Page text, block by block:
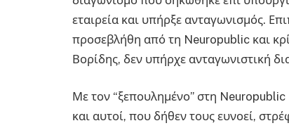
εταιρεία και υπήρξε ανταγωνισμός.
προσεβλήθη από τη Neuropublic και
Βορίδης, δεν υπήρχε ανταγωνιστική
Με τον “ξεπουλημένο” στη
και αυτοί, που δήθεν τους ευνοεί,